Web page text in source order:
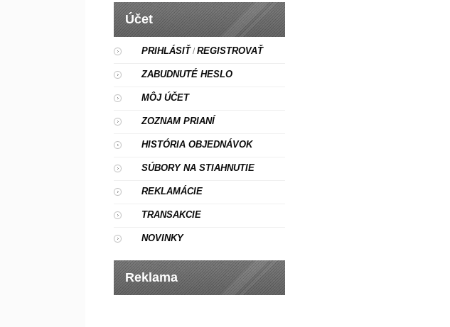
Účet
PRIHLÁSIŤ/REGISTROVAŤ
ZABUDNUTÉ HESLO
MÔJ ÚČET
ZOZNAM PRIANÍ
HISTÓRIA OBJEDNÁVOK
SÚBORY NA STIAHNUTIE
REKLAMÁCIE
TRANSAKCIE
NOVINKY
Reklama